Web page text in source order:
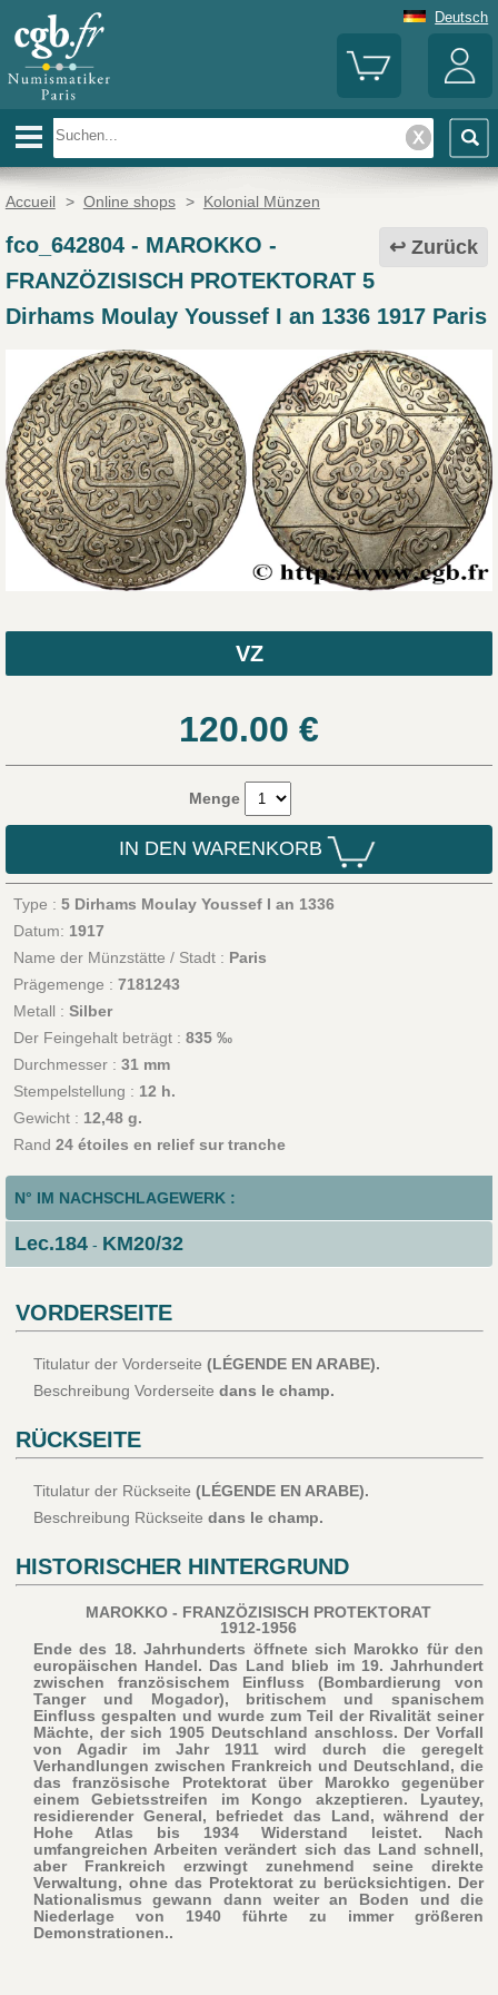
Deutsch
Accueil > Online shops > Kolonial Münzen
Zurück
fco_642804- MAROKKO -
FRANZÖZISISCH PROTEKTORAT 5
Dirhams Moulay Youssef I an 1336 1917 Paris
VZ
120.00 €
Menge
IN DEN WARENKORB
Type : 5 Dirhams Moulay Youssef I an 1336
Datum: 1917
Name der Münzstätte / Stadt : Paris
Prägemenge : 7181243
Metall : Silber
Der Feingehalt beträgt : 835 ‰
Durchmesser : 31 mm
Stempelstellung : 12 h.
Gewicht : 12,48 g.
Rand 24 étoiles en relief sur tranche
N° IM NACHSCHLAGEWERK :
Lec.184- KM20/32
VORDERSEITE
Titulatur der Vorderseite (LÉGENDE EN ARABE).
Beschreibung Vorderseite dans le champ.
RÜCKSEITE
Titulatur der Rückseite (LÉGENDE EN ARABE).
Beschreibung Rückseite dans le champ.
HISTORISCHER HINTERGRUND
MAROKKO - FRANZÖZISISCH PROTEKTORAT
1912-1956
Ende des 18. Jahrhunderts öffnete sich Marokko für den
europäischen Handel. Das Land blieb im 19. Jahrhundert
zwischen französischem Einfluss (Bombardierung von
Tanger und Mogador), britischem und spanischem
Einfluss gespalten und wurde zum Teil der Rivalität seiner
Mächte, der sich 1905 Deutschland anschloss. Der Vorfall
von Agadir im Jahr 1911 wird durch die geregelt
Verhandlungen zwischen Frankreich und Deutschland, die
das französische Protektorat über Marokko gegenüber
einem Gebietsstreifen im Kongo akzeptieren. Lyautey,
residierender General, befriedet das Land, während der
Hohe Atlas bis 1934 Widerstand leistet. Nach
umfangreichen Arbeiten verändert sich das Land schnell,
aber Frankreich erzwingt zunehmend seine direkte
Verwaltung, ohne das Protektorat zu berücksichtigen. Der
Nationalismus gewann dann weiter an Boden und die
Niederlage von 1940 führte zu immer größeren
Demonstrationen..